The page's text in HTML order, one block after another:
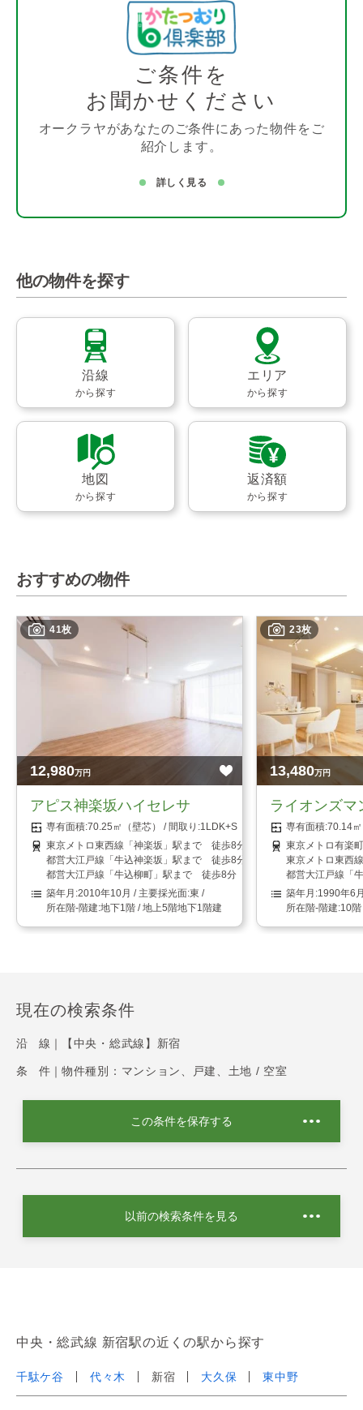
ご条件を
お聞かせください
オークラヤがあなたのご条件にあった物件をご
紹介します。
詳しく見る
他の物件を探す
沿線
から探す
エリア
から探す
地図
から探す
返済額
から探す
おすすめの物件
41枚
12,980万円
アピス神楽坂ハイセレサ
70.25㎡（壁芯）
1LDK+S（納戸）
東京メトロ東西線「神楽坂」駅まで 徒歩8分
都営大江戸線「牛込神楽坂」駅まで 徒歩8分
都営大江戸線「牛込柳町」駅まで 徒歩8分
2010年10月
東
地下1階 / 地上5階地下1階建
23枚
13,480万円
ライオンズマ
70.14
東京メトロ有楽
東京メトロ東西
都営大江戸線「
1990年6
10
現在の検索条件
沿 線｜ 【中央・総武線】新宿
条 件｜ 物件種別：マンション、戸建、土地 / 空室
この条件を保存する
以前の検索条件を見る
中央・総武線 新宿駅の近くの駅から探す
千駄ケ谷 代々木 新宿 大久保 東中野